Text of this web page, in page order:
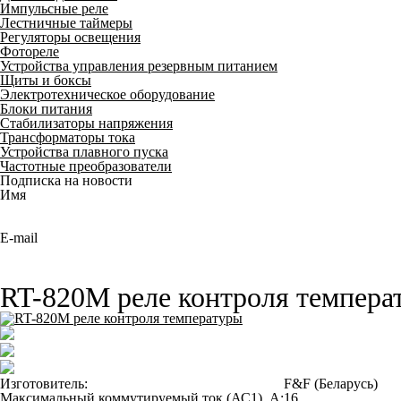
Импульсные реле
Лестничные таймеры
Регуляторы освещения
Фотореле
Устройства управления резервным питанием
Щиты и боксы
Электротехническое оборудование
Блоки питания
Стабилизаторы напряжения
Трансформаторы тока
Устройства плавного пуска
Частотные преобразователи
Подписка на новости
Имя
E-mail
RT-820M реле контроля
Изготовитель:
F&F (Беларусь)
Максимальный коммутируемый ток (АС1), А:16